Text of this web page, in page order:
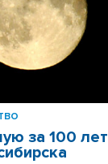
за 100